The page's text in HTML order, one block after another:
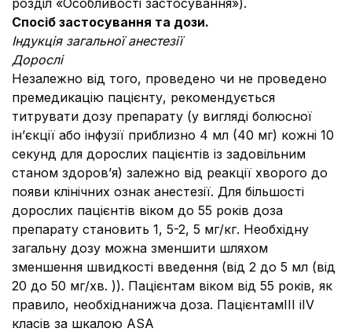
розділ «Особливості застосування»).
Спосіб застосування та дози.
Індукція загальної анестезії
Дорослі
Незалежно від того, проведено чи не проведено
премедикацію пацієнту, рекомендується
титрувати дозу препарату (у вигляді болюсної
ін’єкції або інфузії приблизно 4 мл (40 мг) кожні 10
секунд для дорослих пацієнтів із задовільним
станом здоров’я) залежно від реакції хворого до
появи клінічних ознак анестезії. Для більшості
дорослих пацієнтів віком до 55 років доза
препарату становить 1, 5-2, 5 мг/кг. Необхідну
загальну дозу можна зменшити шляхом
зменшення швидкості введення (від 2 до 5 мл (від
20 до 50 мг/хв. )). Пацієнтам віком від 55 років, як
правило, необхіднанижча доза. ПацієнтамIII іIV
класів за шкалою ASA